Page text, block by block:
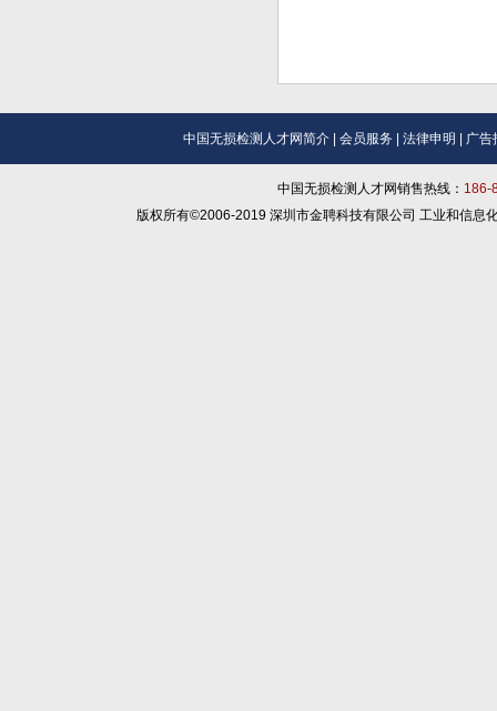
中国无损检测人才网简介 |会员服务 |法律申明 广告
中国无损检测人才网销售热线： 186-
版权所有©2006-2019 深圳市金聘科技有限公司 工业和信息